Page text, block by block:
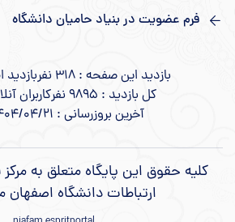
فرم عضویت در بنیاد حامیان دانشگاه
بازدید این صفحه : 318 نفر
بازدید
کل بازدید : 9895 نفر
کاربران
آخرین بروزرسانی : 1404/04/21 11:15
کلیه حقوق این پایگاه متعلق به
ارتباطات دانشگاه